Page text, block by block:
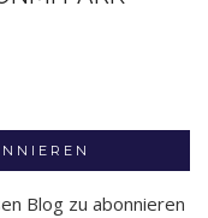
Blog zu abonnieren